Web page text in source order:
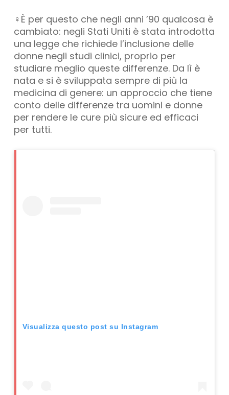
♀️È per questo che negli anni ’90 qualcosa è
cambiato: negli Stati Uniti è stata introdotta
una legge che richiede l’inclusione delle
donne negli studi clinici, proprio per
studiare meglio queste differenze. Da lì è
nata e si è sviluppata sempre di più la
medicina di genere: un approccio che tiene
conto delle differenze tra uomini e donne
per rendere le cure più sicure ed efficaci
per tutti.
Visualizza questo post su Instagram